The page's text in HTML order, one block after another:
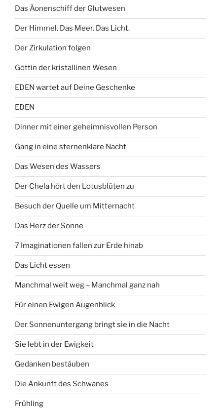
Das Äonenschiff der Glutwesen
Der Himmel. Das Meer. Das Licht.
Der Zirkulation folgen
Göttin der kristallinen Wesen
EDEN wartet auf Deine Geschenke
EDEN
Dinner mit einer geheimnisvollen Person
Gang in eine sternenklare Nacht
Das Wesen des Wassers
Der Chela hört den Lotusblüten zu
Besuch der Quelle um Mitternacht
Das Herz der Sonne
7 Imaginationen fallen zur Erde hinab
Das Licht essen
Manchmal weit weg – Manchmal ganz nah
Für einen Ewigen Augenblick
Der Sonnenuntergang bringt sie in die Nacht
Sie lebt in der Ewigkeit
Gedanken bestäuben
Die Ankunft des Schwanes
Frühling